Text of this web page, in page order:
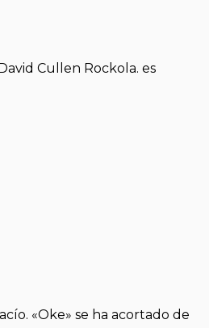
Cullen Rockola. es
«Oke» se ha acortado de